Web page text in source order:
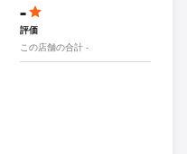
-
評価
この店舗の合計 -